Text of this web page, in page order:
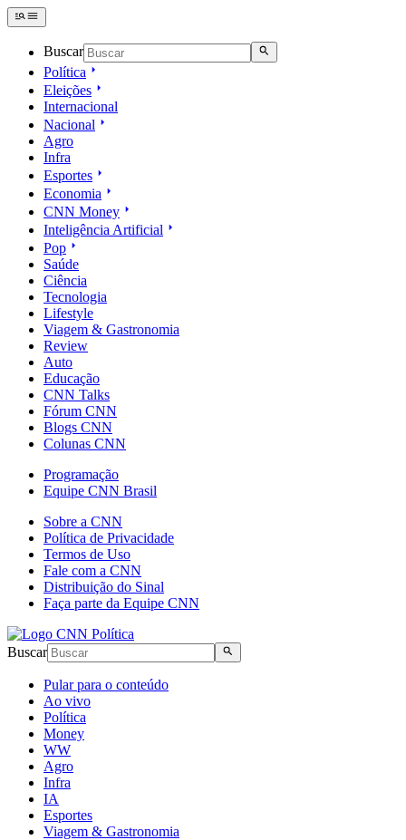
Buscar
Política
Eleições
Internacional
Nacional
Agro
Infra
Esportes
Economia
CNN Money
Inteligência Artificial
Pop
Saúde
Ciência
Tecnologia
Lifestyle
Viagem & Gastronomia
Review
Auto
Educação
CNN Talks
Fórum CNN
Blogs CNN
Colunas CNN
Programação
Equipe CNN Brasil
Sobre a CNN
Política de Privacidade
Termos de Uso
Fale com a CNN
Distribuição do Sinal
Faça parte da Equipe CNN
Buscar
Pular para o conteúdo
Ao vivo
Política
Money
WW
Agro
Infra
IA
Esportes
Viagem & Gastronomia